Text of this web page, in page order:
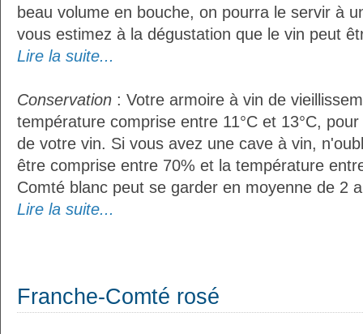
beau volume en bouche, on pourra le servir à
vous estimez à la dégustation que le vin peut
Lire la suite...
Conservation : Votre armoire à vin de
température comprise entre 11°C et 13°C,
de votre vin. Si vous avez une cave à vin,
être comprise entre 70% et la température
Comté blanc peut se garder en moyenne de 2
Lire la suite...
Franche-Comté rosé